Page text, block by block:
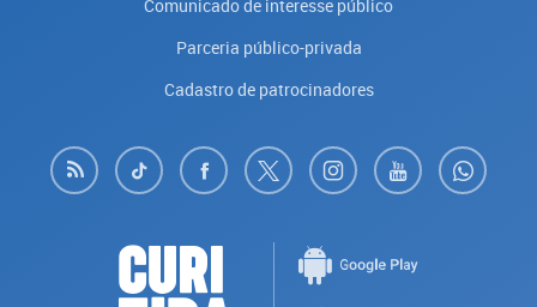
Comunicado de interesse público
Parceria público-privada
Cadastro de patrocinadores